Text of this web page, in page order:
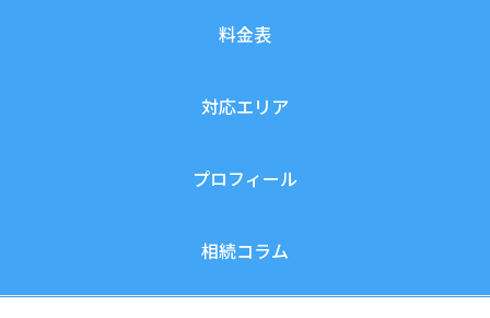
料金表
対応エリア
プロフィール
相続コラム